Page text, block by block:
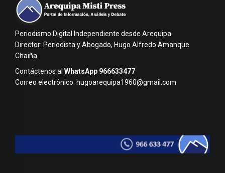
Periodismo Digital Independiente desde Arequipa
Director: Periodista y Abogado, Hugo Alfredo Amanque
Chaiña
Contáctenos al WhatsApp 966633477
Correo electrónico: hugoarequipa1960@gmail.com